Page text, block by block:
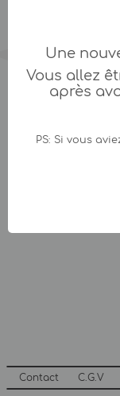
Contact C.G.V
Une
Vous allez
après
PS: Si vous